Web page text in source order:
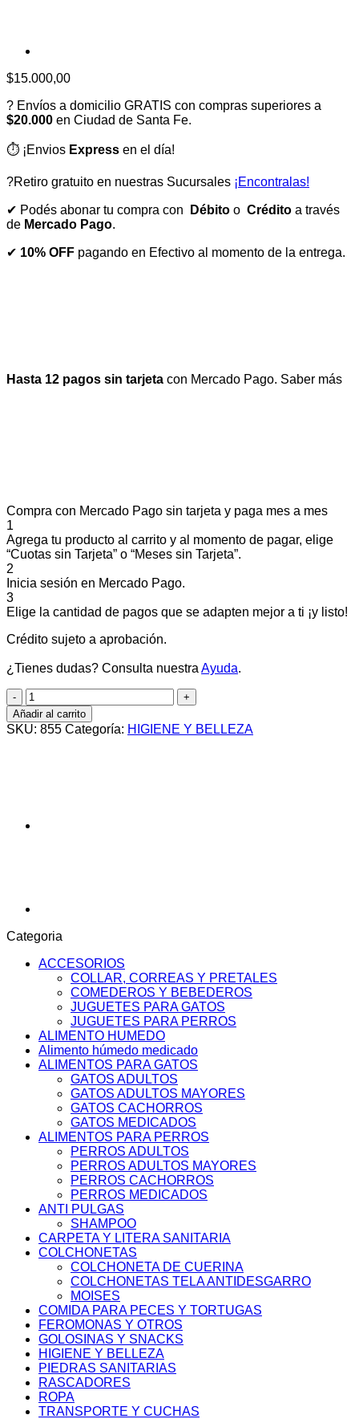
$15.000,00
? Envíos a domicilio GRATIS con compras superiores a
$20.000 en Ciudad de Santa Fe.
⏱️ ¡Envios Express en el día!
?Retiro gratuito en nuestras Sucursales ¡Encontralas!
✔ Podés abonar tu compra con Débito o Crédito a través
de Mercado Pago.
✔ 10% OFF pagando en Efectivo al momento de la entrega.
Hasta 12 pagos sin tarjeta con Mercado Pago. Saber más
Compra con Mercado Pago sin tarjeta y paga mes a mes
1
Agrega tu producto al carrito y al momento de pagar, elige
“Cuotas sin Tarjeta” o “Meses sin Tarjeta”.
2
Inicia sesión en Mercado Pago.
3
Elige la cantidad de pagos que se adapten mejor a ti ¡y listo!
Crédito sujeto a aprobación.
¿Tienes dudas? Consulta nuestra Ayuda.
MANOPLA
CARDINA
cantidad
Añadir al carrito
SKU: 855 Categoría: HIGIENE Y BELLEZA
Categoria
ACCESORIOS
COLLAR, CORREAS Y PRETALES
COMEDEROS Y BEBEDEROS
JUGUETES PARA GATOS
JUGUETES PARA PERROS
ALIMENTO HUMEDO
Alimento húmedo medicado
ALIMENTOS PARA GATOS
GATOS ADULTOS
GATOS ADULTOS MAYORES
GATOS CACHORROS
GATOS MEDICADOS
ALIMENTOS PARA PERROS
PERROS ADULTOS
PERROS ADULTOS MAYORES
PERROS CACHORROS
PERROS MEDICADOS
ANTI PULGAS
SHAMPOO
CARPETA Y LITERA SANITARIA
COLCHONETAS
COLCHONETA DE CUERINA
COLCHONETAS TELA ANTIDESGARRO
MOISES
COMIDA PARA PECES Y TORTUGAS
FEROMONAS Y OTROS
GOLOSINAS Y SNACKS
HIGIENE Y BELLEZA
PIEDRAS SANITARIAS
RASCADORES
ROPA
TRANSPORTE Y CUCHAS